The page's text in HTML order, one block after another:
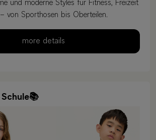
und moderne Styles für Fitness, Freizeit
von Sporthosen bis Oberteilen.
more details